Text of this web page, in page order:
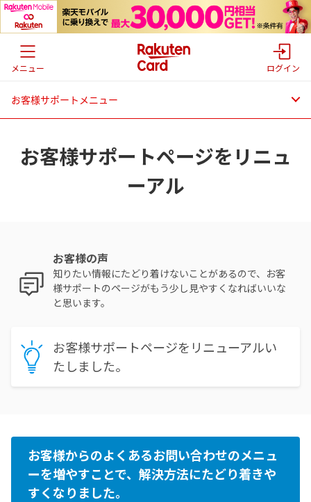
メニュー ログイン
お客様サポートメニュー
お客様サポートページをリニュ
ーアル
お客様の声
知りたい情報にたどり着けないことがあるので、お客
様サポートのページがもう少し見やすくなればいいな
と思います。
お客様サポートページをリニューアルい
たしました。
お客様からのよくあるお問い合わせのメニュ
ーを増やすことで、解決方法にたどり着きや
すくなりました。